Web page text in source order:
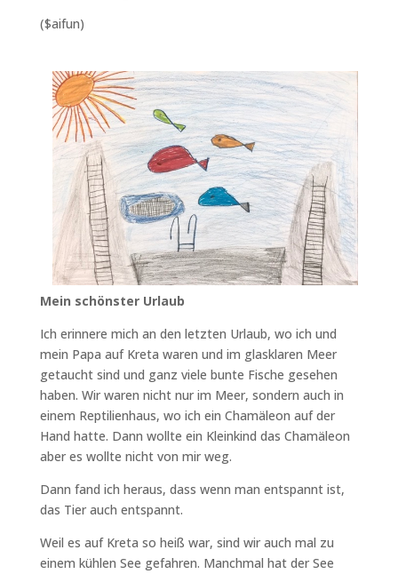
($aifun)
Mein schönster Urlaub
Ich erinnere mich an den letzten Urlaub, wo ich und
mein Papa auf Kreta waren und im glasklaren Meer
getaucht sind und ganz viele bunte Fische gesehen
haben. Wir waren nicht nur im Meer, sondern auch in
einem Reptilienhaus, wo ich ein Chamäleon auf der
Hand hatte. Dann wollte ein Kleinkind das Chamäleon
aber es wollte nicht von mir weg.
Dann fand ich heraus, dass wenn man entspannt ist,
das Tier auch entspannt.
Weil es auf Kreta so heiß war, sind wir auch mal zu
einem kühlen See gefahren. Manchmal hat der See